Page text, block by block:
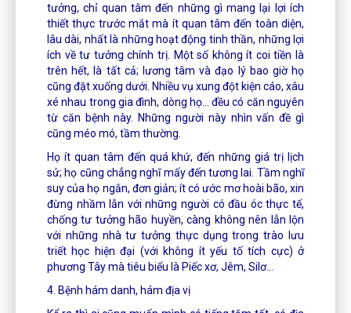
tưởng, chỉ quan tâm đến những gì mang lại lợi ích
thiết thực trước mắt mà ít quan tâm đến toàn diện,
lâu dài, nhất là những hoạt động tinh thần, những lợi
ích về tư tưởng chính trị. Một số không ít coi tiền là
trên hết, là tất cả; lương tâm và đạo lý bao giờ họ
cũng đặt xuống dưới. Nhiều vụ xung đột kiện cáo, xâu
xé nhau trong gia đình, dòng họ... đều có căn nguyên
từ căn bệnh này. Những người này nhìn vấn đề gì
cũng méo mó, tầm thường.
Họ ít quan tâm đến quá khứ, đến những giá trị lịch
sử; họ cũng chẳng nghĩ mấy đến tương lai. Tầm nghĩ
suy của họ ngắn, đơn giản; ít có ước mơ hoài bão, xin
đừng nhầm lẫn với những người có đầu óc thực tế,
chống tư tưởng hão huyền, càng không nên lẫn lộn
với những nhà tư tưởng thực dụng trong trào lưu
triết học hiện đại (với không ít yếu tố tích cực) ở
phương Tây mà tiêu biểu là Piếc xơ, Jêm, Silơ...
4. Bệnh hám danh, hám địa vị